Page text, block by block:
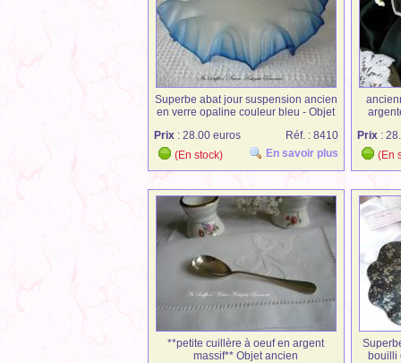
Superbe abat jour suspension ancien
en verre opaline couleur bleu - Objet
Prix : 28.00 euros
Réf. : 8410
(En stock)
En savoir plus
Prix :
(En
**petite cuillère à oeuf en argent
massif** Objet ancien
bouilli